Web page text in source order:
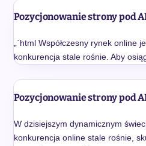
Pozycjonowanie strony pod
„`html Współczesny rynek online
konkurencja stale rośnie. Aby
Pozycjonowanie strony pod
W dzisiejszym dynamicznym
konkurencja online stale rośnie,